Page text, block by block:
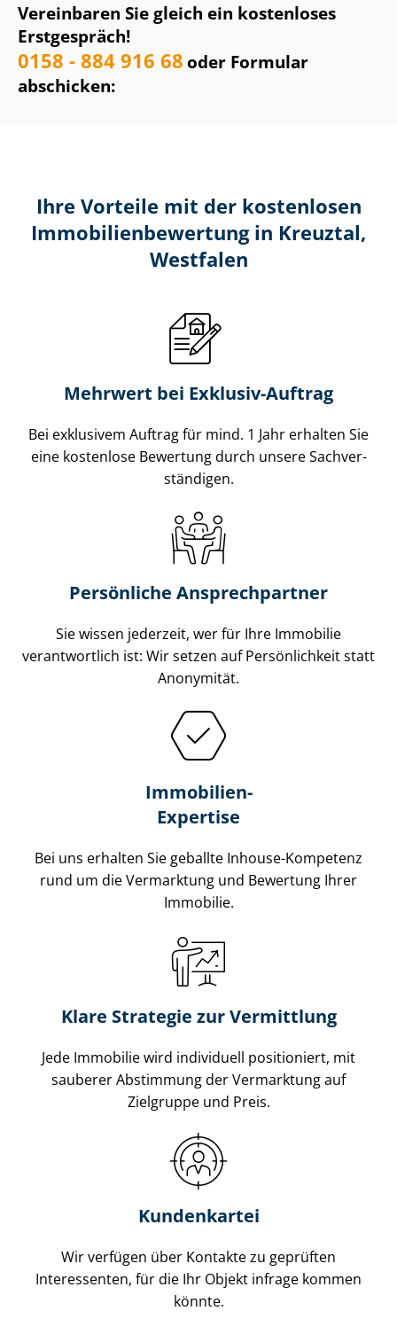
Vereinbaren Sie gleich ein kostenloses
Erstgespräch!
0158 - 884 916 68oder Formular
abschicken:
Ihre Vorteile mit der kostenlosen
Im­mo­bi­li­en­be­wer­tung in Kreuztal,
Westfalen
Mehrwert bei Exklusiv-Auftrag
Bei exklusivem Auftrag für mind. 1 Jahr erhalten Sie
eine kostenlose Bewertung durch unsere Sach­ver­
stän­di­gen.
Persönliche Ansprechpartner
Sie wissen jederzeit, wer für Ihre Immobilie
verantwortlich ist: Wir setzen auf Persönlichkeit statt
Anonymität.
Immobilien-
Expertise
Bei uns erhalten Sie geballte Inhouse-Kompetenz
rund um die Vermarktung und Bewertung Ihrer
Immobilie.
Klare Strategie zur Vermittlung
Jede Immobilie wird individuell positioniert, mit
sauberer Abstimmung der Vermarktung auf
Zielgruppe und Preis.
Kundenkartei
Wir verfügen über Kontakte zu geprüften
Interessenten, für die Ihr Objekt infrage kommen
könnte.